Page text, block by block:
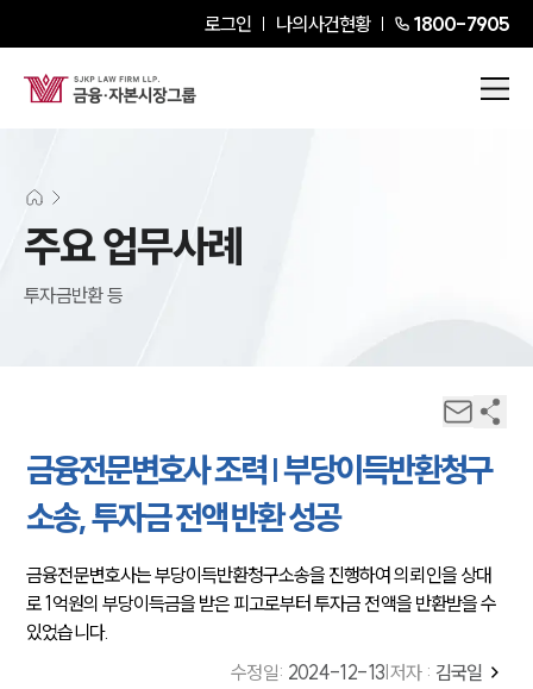
로그인 나의사건현황 1800-7905
주요 업무사례
투자금반환 등
금융전문변호사 조력 | 부당이득반환청구
소송, 투자금 전액 반환 성공
금융전문변호사는 부당이득반환청구소송을 진행하여 의뢰인을 상대
로 1억원의 부당이득금을 받은 피고로부터 투자금 전액을 반환받을 수
있었습니다.
수정일: 2024-12-13 저자 : 김국일